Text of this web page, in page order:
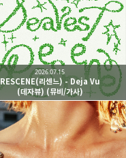
RESCENE(리센느) - Deja Vu
(데자뷰) (뮤비/가사)
2026.07.15